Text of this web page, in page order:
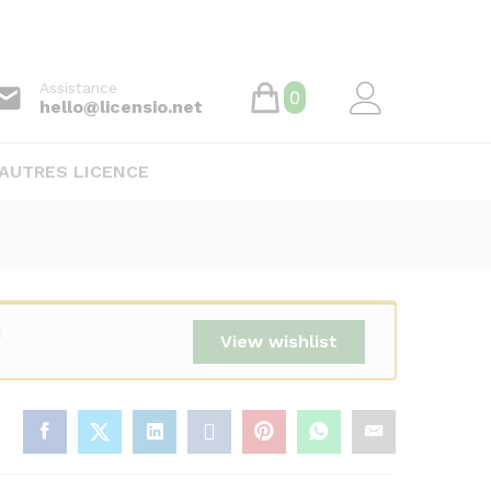
Assistance
hello@licensio.net 0
LICENCE
View wishlist